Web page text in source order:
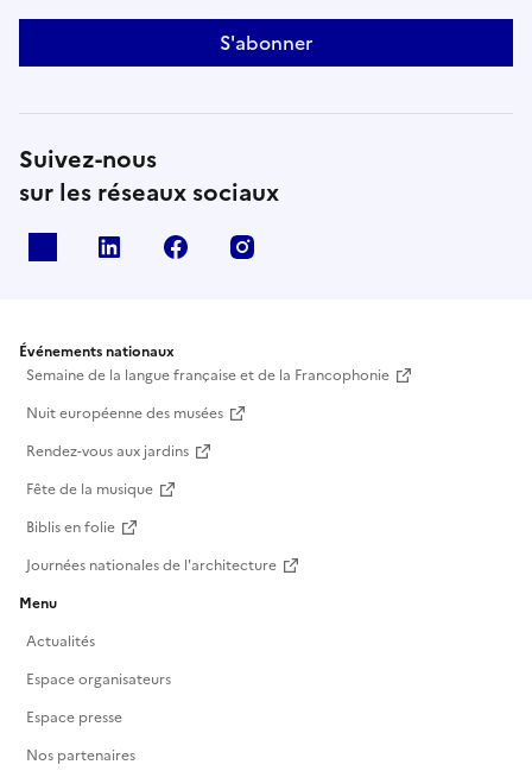
S'abonner
Suivez-nous
sur les réseaux sociaux
Linkedin Facebook
Événements nationaux
Semaine de la langue française et de la Francophonie
Nuit européenne des musées
Rendez-vous aux jardins
Fête de la musique
Biblis en folie
Journées nationales de l'architecture
Menu
Actualités
Espace organisateurs
Espace presse
Nos partenaires